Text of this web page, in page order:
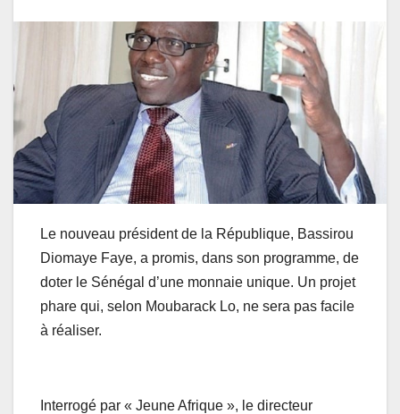
Le nouveau président de la République, Bassirou
Diomaye Faye, a promis, dans son programme, de
doter le Sénégal d’une monnaie unique. Un projet
phare qui, selon Moubarack Lo, ne sera pas facile
à réaliser.
Interrogé par « Jeune Afrique », le directeur